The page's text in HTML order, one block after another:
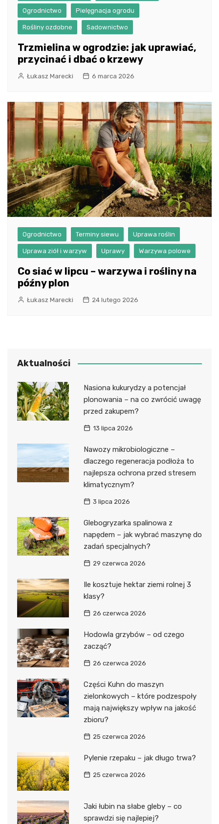
Ogrodnictwo Pielęgnacja ogrodu
Rośliny ozdobne Sadownictwo
Trzmielina w ogrodzie: jak uprawiać,
przycinać i dbać o krzewy
Łukasz Marecki 6 marca 2026
Ogrodnictwo Terminy siewu Uprawa roślin
Uprawa ziół i warzyw Uprawy Warzywa polowe
Co siać w lipcu – warzywa i rośliny na
późny plon
Łukasz Marecki 24 lutego 2026
Aktualności
Nasiona kukurydzy a potencjał
plonowania – na co zwrócić uwagę
przed zakupem?
13 lipca 2026
Nawozy mikrobiologiczne –
dlaczego regeneracja podłoża to
najlepsza ochrona przed stresem
klimatycznym?
3 lipca 2026
Glebogryzarka spalinowa z
napędem – jak wybrać maszynę do
zadań specjalnych?
29 czerwca 2026
Ile kosztuje hektar ziemi rolnej 3
klasy?
26 czerwca 2026
Hodowla grzybów – od czego
zacząć?
26 czerwca 2026
Części Kuhn do maszyn
zielonkowych – które podzespoły
mają największy wpływ na jakość
zbioru?
25 czerwca 2026
Pylenie rzepaku – jak długo trwa?
25 czerwca 2026
Jaki łubin na słabe gleby – co
sprawdzi się najlepiej?